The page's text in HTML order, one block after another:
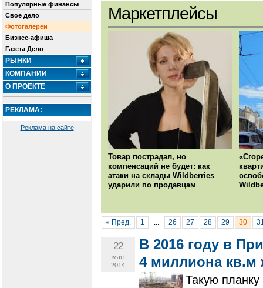
Популярные финансы
Свое дело
Фотогалереи
Бизнес-афиша
Газета Дело
РЫНКИ
КОМПАНИИ
О ПРОЕКТЕ
РЕКЛАМА:
Реклама на сайте
Маркетплейсы
Товар пострадал, но
компенсаций не будет: как
атаки на склады Wildberries
ударили по продавцам
« Пред. 1 ... 26 27 28 29 30
22
мая
2014
В 2016 году в
4 миллиона кв.м
Такую